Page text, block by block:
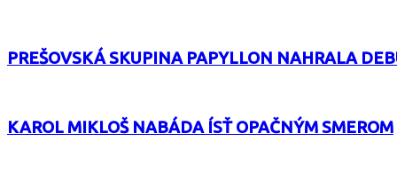
PREŠOVSKÁ SKUPINA PAPYLLON NAHRALA
KAROL MIKLOŠ NABÁDA ÍSŤ OPAČNÝM SMEROM